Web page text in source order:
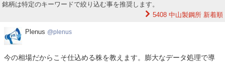
銘柄は特定のキーワードで絞り込む事を推奨します。
5408 中山製鋼所 新着順
Plenus
Plenus plenus
今の相場だからこそ仕込める株を教えます。膨大なデータ処理で導